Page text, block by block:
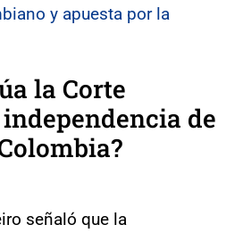
y apuesta por la
la Corte
de
señaló que la